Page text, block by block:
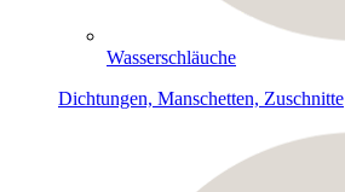
Wasserschläuche
Dichtungen, Manschetten, Zuschnitte